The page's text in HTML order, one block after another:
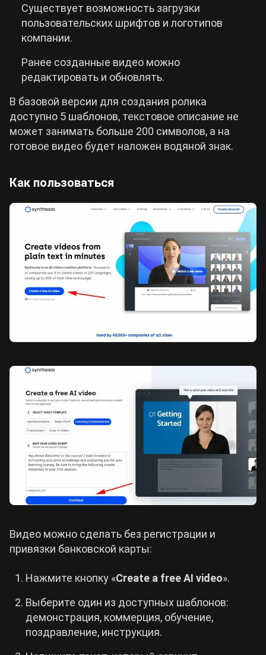
Существует возможность загрузки
пользовательских шрифтов и логотипов
компании.
Ранее созданные видео можно
редактировать и обновлять.
В базовой версии для создания ролика
доступно 5 шаблонов, текстовое описание не
может занимать больше 200 символов, а на
готовое видео будет наложен водяной знак.
Как пользоваться
Видео можно сделать без регистрации и
привязки банковской карты:
Нажмите кнопку «Create a free AI video».
Выберите один из доступных шаблонов:
демонстрация, коммерция, обучение,
поздравление, инструкция.